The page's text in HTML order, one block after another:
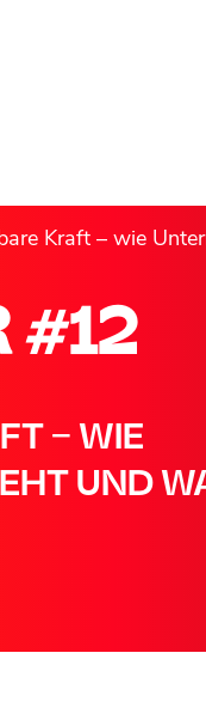
– wie
#12
– WIE
UND